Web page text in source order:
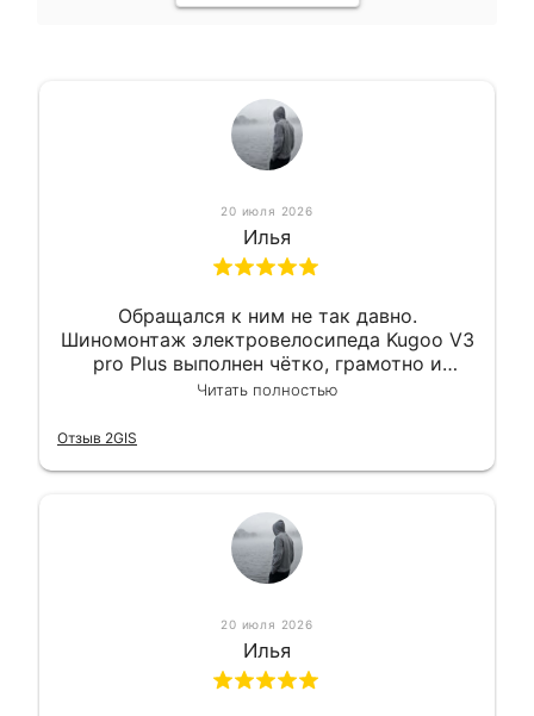
20 июля 2026
Илья
Обращался к ним не так давно.
Шиномонтаж электровелосипеда Kugoo V3
pro Plus выполнен чётко, грамотно и
квалифицированно. Всё сделано
Читать полностью
Отзыв 2GIS
20 июля 2026
Илья